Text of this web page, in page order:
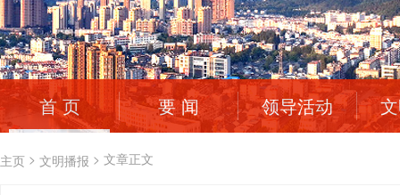
首 页 要 闻 领导活动
主页 > 文明播报 > 文章正文